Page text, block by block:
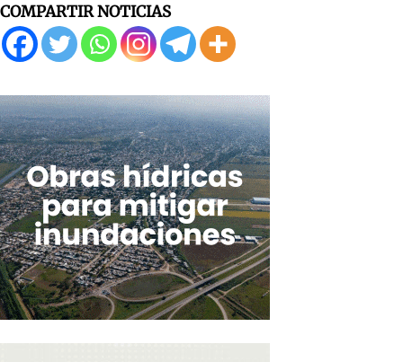
COMPARTIR NOTICIAS